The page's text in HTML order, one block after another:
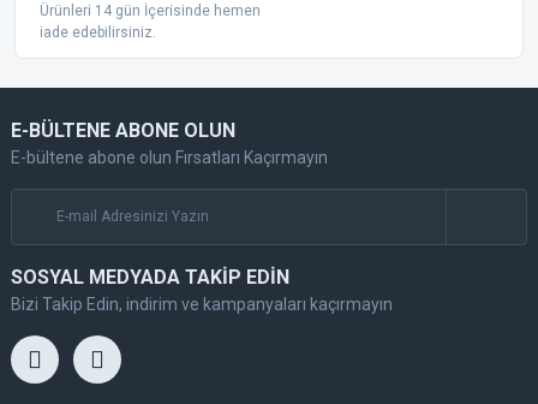
Ürünleri 14 gün İçerisinde hemen
iade edebilirsiniz.
E-BÜLTENE ABONE OLUN
E-bültene abone olun Fırsatları Kaçırmayın
SOSYAL MEDYADA TAKİP EDİN
Bizi Takip Edin, indirim ve kampanyaları kaçırmayın